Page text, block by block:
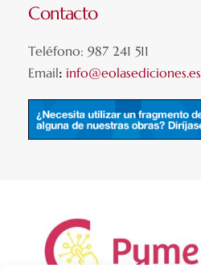
Contacto
Teléfono: 987 241 511
Email: info@eolasediciones.es